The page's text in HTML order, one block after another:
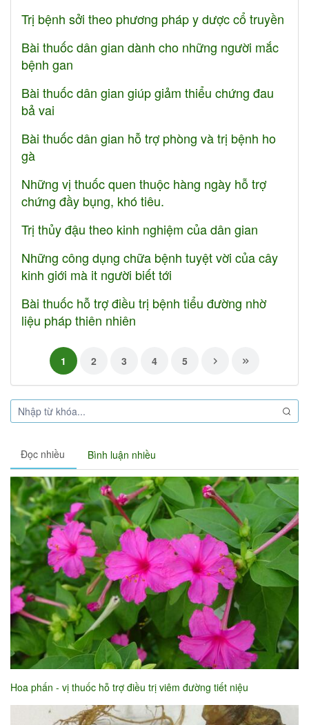
Trị bệnh sởi theo phương pháp y dược cổ truyền
Bài thuốc dân gian dành cho những người mắc
bệnh gan
Bài thuốc dân gian giúp giảm thiểu chứng đau
bả vai
Bài thuốc dân gian hỗ trợ phòng và trị bệnh ho
gà
Những vị thuốc quen thuộc hàng ngày hỗ trợ
chứng đầy bụng, khó tiêu.
Trị thủy đậu theo kinh nghiệm của dân gian
Những công dụng chữa bệnh tuyệt vời của cây
kinh giới mà it người biết tới
Bài thuốc hỗ trợ điều trị bệnh tiểu đường nhờ
liệu pháp thiên nhiên
1 2 3 4 5
Đọc nhiều Bình luận nhiều
Hoa phấn - vị thuốc hỗ trợ điều trị viêm đường tiết niệu